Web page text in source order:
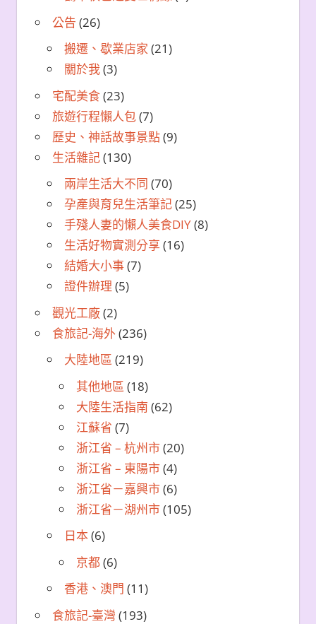
公告 (26)
搬遷、歇業店家 (21)
關於我(3)
宅配美食(23)
旅遊行程懶人包(7)
歷史、神話故事景點(9)
生活雜記(130)
兩岸生活大不同 (70)
孕產與育兒生活筆記(25)
手殘人妻的懶人美食DIY(8)
生活好物實測分享 (16)
結婚大小事(7)
證件辦理 (5)
觀光工廠(2)
食旅記-海外(236)
大陸地區 (219)
其他地區 (18)
大陸生活指南 (62)
江蘇省 (7)
浙江省 – 杭州市(20)
浙江省 – 東陽市(4)
浙江省－嘉興市(6)
浙江省－湖州市(105)
日本(6)
京都(6)
香港、澳門 (11)
食旅記-臺灣 (193)